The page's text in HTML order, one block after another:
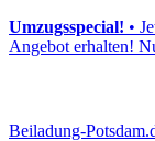
Umzugsspecial! •
Angebot erhalten!
Beiladung-